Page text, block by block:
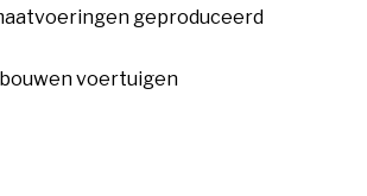
geproduceerd
voertuigen